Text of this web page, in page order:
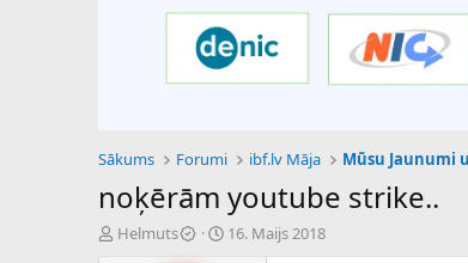
Sākums Forumi ibf.lv Māja Mūsu Jaunumi
noķērām youtube strike..
P
Helmuts
S16. Maijs 2018